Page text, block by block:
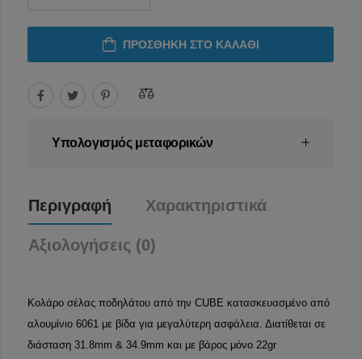
ΠΡΟΣΘΉΚΗ ΣΤΟ ΚΑΛΆΘΙ
Υπολογισμός μεταφορικών
Περιγραφή Χαρακτηριστικά
Αξιολογήσεις (0)
Κολάρο σέλας ποδηλάτου από την CUBE κατασκευασμένο από
αλουμίνιο 6061 με βίδα για μεγαλύτερη ασφάλεια. Διατίθεται σε
διάσταση 31.8mm & 34.9mm και με βάρος μόνο 22gr